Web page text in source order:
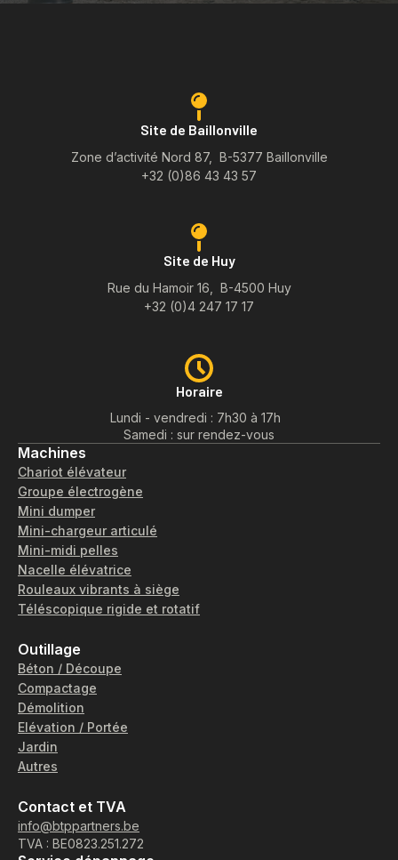
Site de Baillonville
Zone d’activité Nord 87, B-5377 Baillonville
+32 (0)86 43 43 57
Site de Huy
Rue du Hamoir 16, B-4500 Huy
+32 (0)4 247 17 17
Horaire
Lundi - vendredi : 7h30 à 17h
Samedi : sur rendez-vous
Machines
Chariot élévateur
Groupe électrogène
Mini dumper
Mini-chargeur articulé
Mini-midi pelles
Nacelle élévatrice
Rouleaux vibrants à siège
Téléscopique rigide et rotatif
Outillage
Béton / Découpe
Compactage
Démolition
Elévation / Portée
Jardin
Autres
Contact et TVA
info@btppartners.be
TVA : BE0823.251.272